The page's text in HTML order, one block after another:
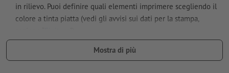
in rilievo. Puoi definire quali elementi imprimere scegliendo il
colore a tinta piatta (vedi gli avvisi sui dati per la stampa,
esecuzione fustellata e cellofanata
Mostra di più